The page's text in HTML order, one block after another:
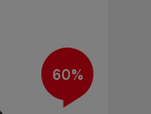
60%